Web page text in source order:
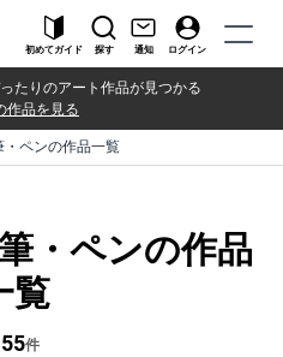
初めてガイド 探す 通知 ログイン
たりのアート作品が見つかる
作品を見る
・ペンの作品一覧
・ペンの作品
覧
件